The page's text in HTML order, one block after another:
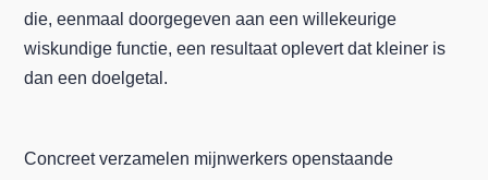
die, eenmaal doorgegeven aan een willekeurige
wiskundige functie, een resultaat oplevert dat kleiner is
dan een doelgetal.
Concreet verzamelen mijnwerkers openstaande